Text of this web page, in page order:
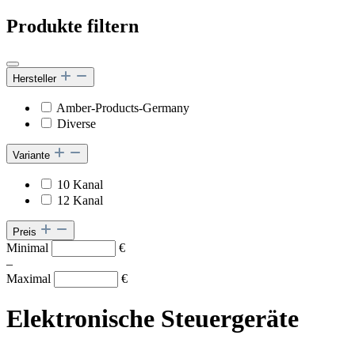
Produkte filtern
Hersteller
Amber-Products-Germany
Diverse
Variante
10 Kanal
12 Kanal
Preis
Minimal
€
–
Maximal
€
Elektronische Steuergeräte